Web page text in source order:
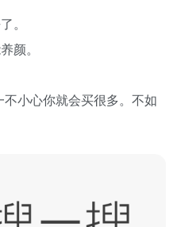
。
颜。
小心你就会买很多。不如